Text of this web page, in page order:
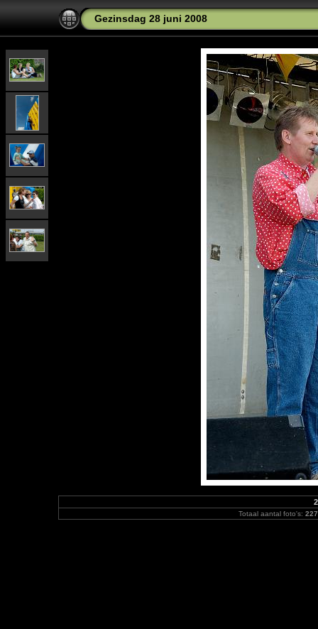
Gezinsdag 28 juni 2008
Totaal aantal foto's: 227